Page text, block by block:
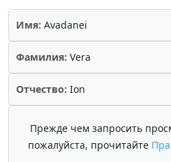
Имя: Avadanei
Фамилия: Vera
Отчество: Ion
Прежде чем запросить
пожалуйста, прочитайте